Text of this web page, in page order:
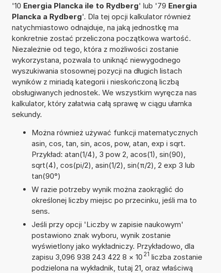
'10 Energia Plancka ile to Rydberg' lub '79 Energia
Plancka a Rydberg'. Dla tej opcji kalkulator również
natychmiastowo odnajduje, na jaką jednostkę ma
konkretnie zostać przeliczona początkowa wartość.
Niezależnie od tego, która z możliwości zostanie
wykorzystana, pozwala to uniknąć niewygodnego
wyszukiwania stosownej pozycji na długich listach
wyników z miriadą kategorii i nieskończoną liczbą
obsługiwanych jednostek. We wszystkim wyręcza nas
kalkulator, który załatwia całą sprawę w ciągu ułamka
sekundy.
Można również używać funkcji matematycznych
asin, cos, tan, sin, acos, pow, atan, exp i sqrt.
Przykład: atan(1/4), 3 pow 2, acos(1), sin(90),
sqrt(4), cos(pi/2), asin(1/2), sin(π/2), 2 exp 3 lub
tan(90°)
W razie potrzeby wynik można zaokrąglić do
określonej liczby miejsc po przecinku, jeśli ma to
sens.
Jeśli przy opcji 'Liczby w zapisie naukowym'
postawiono znak wyboru, wynik zostanie
wyświetlony jako wykładniczy. Przykładowo, dla
zapisu 3,096 938 243 422 8 × 10 21 liczba zostanie
podzielona na wykładnik, tutaj 21, oraz właściwą